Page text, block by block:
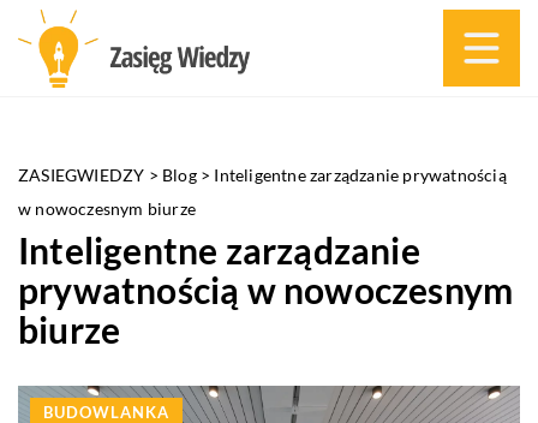
ZASIEGWIEDZY > Blog> Inteligentne zarządzanie prywatnością
w nowoczesnym biurze
Inteligentne zarządzanie
prywatnością w nowoczesnym
biurze
BUDOWLANKA